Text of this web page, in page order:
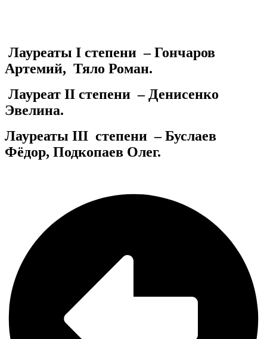
Лауреаты I степени – Гончаров
Артемий, Тяло Роман.
Лауреат II степени – Денисенко
Эвелина.
Лауреаты III степени – Буслаев
Фёдор, Подкопаев Олег.